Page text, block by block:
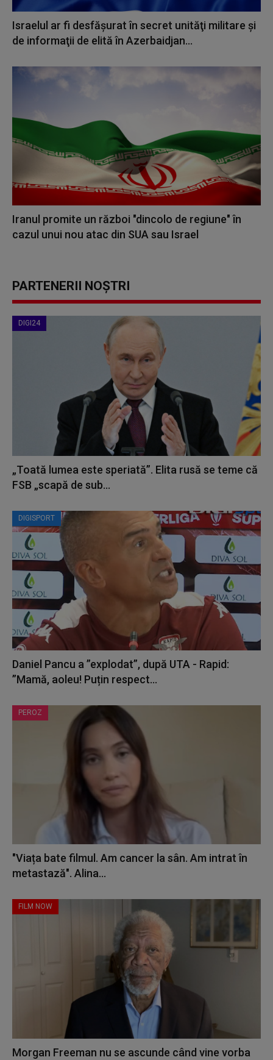
Israelul ar fi desfăşurat în secret unităţi militare şi
de informaţii de elită în Azerbaidjan...
Iranul promite un război "dincolo de regiune" în
cazul unui nou atac din SUA sau Israel
PARTENERII NOȘTRI
DIGI24
„Toată lumea este speriată”. Elita rusă se teme că
FSB „scapă de sub...
DIGISPORT
Daniel Pancu a ”explodat”, după UTA - Rapid:
”Mamă, aoleu! Puțin respect...
PEROZ
"Viața bate filmul. Am cancer la sân. Am intrat în
metastază". Alina...
FILM NOW
Morgan Freeman nu se ascunde când vine vorba